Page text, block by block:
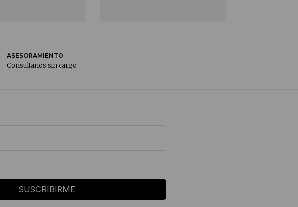
ASESORAMIENTO
Consultanos sin cargo
SUSCRIBIRME